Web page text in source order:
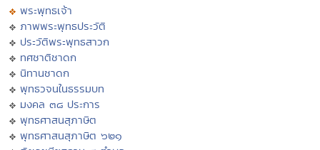
พระพุทธเจ้า
ภาพพระพุทธประวัติ
ประวัติพระพุทธสาวก
ทศชาติชาดก
นิทานชาดก
พุทธวจนในธรรมบท
มงคล ๓๘ ประการ
พุทธศาสนสุภาษิต
พุทธศาสนสุภาษิต ๖๒๑